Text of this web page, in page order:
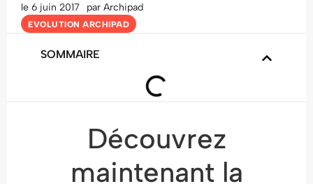
le 6 juin 2017 par Archipad
EVOLUTION ARCHIPAD
SOMMAIRE
Découvrez
maintenant la